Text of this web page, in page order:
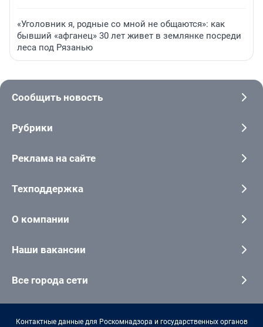
«Уголовник я, родные со мной не общаются»: как
бывший «афганец» 30 лет живет в землянке посреди
леса под Рязанью
Сообщить новость
Рубрики
Реклама на сайте
Техподдержка
О компании
Наши вакансии
Все города сети
Контактные данные для Роскомнадзора и государственных органов